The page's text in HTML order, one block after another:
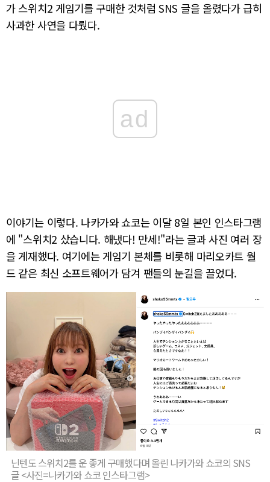
가 스위치2 게임기를 구매한 것처럼 SNS 글을 올렸다가 급히
사과한 사연을 다뤘다.
ad
이야기는 이렇다. 나카가와 쇼코는 이달 8일 본인 인스타그램
에 "스위치2 샀습니다. 해냈다! 만세!"라는 글과 사진 여러 장
을 게재했다. 여기에는 게임기 본체를 비롯해 마리오카트 월
드 같은 최신 소프트웨어가 담겨 팬들의 눈길을 끌었다.
닌텐도 스위치2를 운 좋게 구매했다며 올린 나카가와 쇼코의 SNS
글 <사진=나카가와 쇼코 인스타그램>